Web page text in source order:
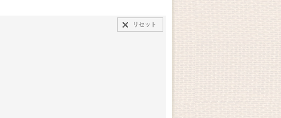
リセット